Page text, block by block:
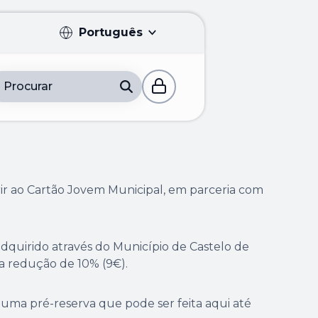
Português
Português
English
Deutsch
Procurar
ao Cartão Jovem Municipal, em parceria com
através do Município de Castelo de
redução de 10% (9€).
pré-reserva que pode ser feita aqui até